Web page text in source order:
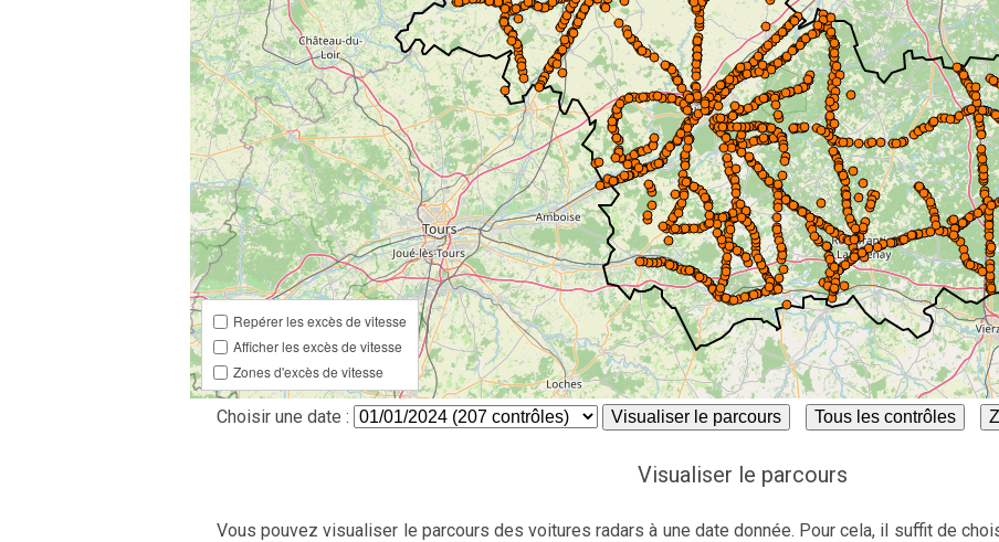
Repérer les excès de vitesse
Afficher les excès de vitesse
Zones d'excès de vitesse
Choisir une date : Visualiser le parcours Tous les contrôles
Visualiser le parcours
Vous pouvez visualiser le parcours des voitures radars à une date donnée. Pour cela, il suffit de